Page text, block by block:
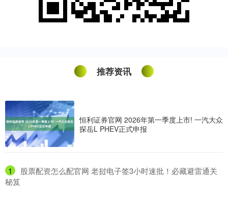
推荐资讯
恒利证券官网 2026年第一季度上市! 一汽大众
探岳L PHEV正式申报
1
​股票配资怎么配官网 老挝电子签3小时速批！必藏避雷通关
秘笈